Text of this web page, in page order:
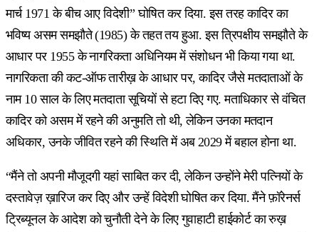
मार्च 1971 के बीच आए विदेशी” घोषित कर दिया. इस तरह कादिर का
भविष्य असम समझौते (1985) के तहत तय हुआ. इस त्रिपक्षीय समझौते के
आधार पर 1955 के नागरिकता अधिनियम में संशोधन भी किया गया था.
नागरिकता की कट-ऑफ तारीख़ के आधार पर, कादिर जैसे मतदाताओं के
नाम 10 साल के लिए मतदाता सूचियों से हटा दिए गए. मताधिकार से वंचित
कादिर को असम में रहने की अनुमति तो थी, लेकिन उनका मतदान
अधिकार, उनके जीवित रहने की स्थिति में अब 2029 में बहाल होना था.
“मैंने तो अपनी मौजूदगी यहां साबित कर दी, लेकिन उन्होंने मेरी पत्नियों के
दस्तावेज़ ख़ारिज कर दिए और उन्हें विदेशी घोषित कर दिया. मैंने फ़ॉरेनर्स
ट्रिब्यूनल के आदेश को चुनौती देने के लिए गुवाहाटी हाईकोर्ट का रुख़